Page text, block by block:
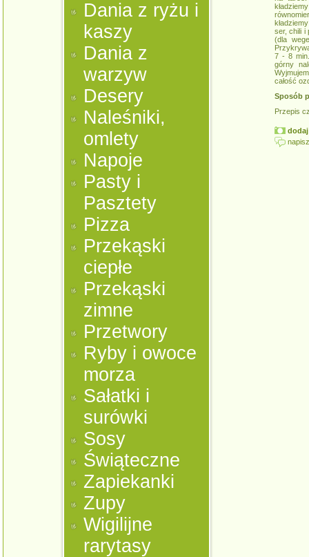
Dania z ryżu i
kaszy
Dania z
warzyw
Desery
Naleśniki,
omlety
Napoje
Pasty i
Pasztety
Pizza
Przekąski
ciepłe
Przekąski
zimne
Przetwory
Ryby i owoce
morza
Sałatki i
surówki
Sosy
Świąteczne
Zapiekanki
Zupy
Wigilijne
rarytasy
ser, chili i
(dla
7 - 8
górny
całość
Sposób
Przepis